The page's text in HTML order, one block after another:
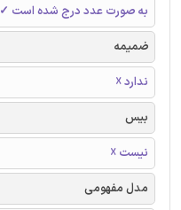
به صورت عدد درج شده است ✓
ضمیمه
ندارد ☓
بیس
نیست ☓
مدل مفهومی